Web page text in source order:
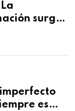
surge
es